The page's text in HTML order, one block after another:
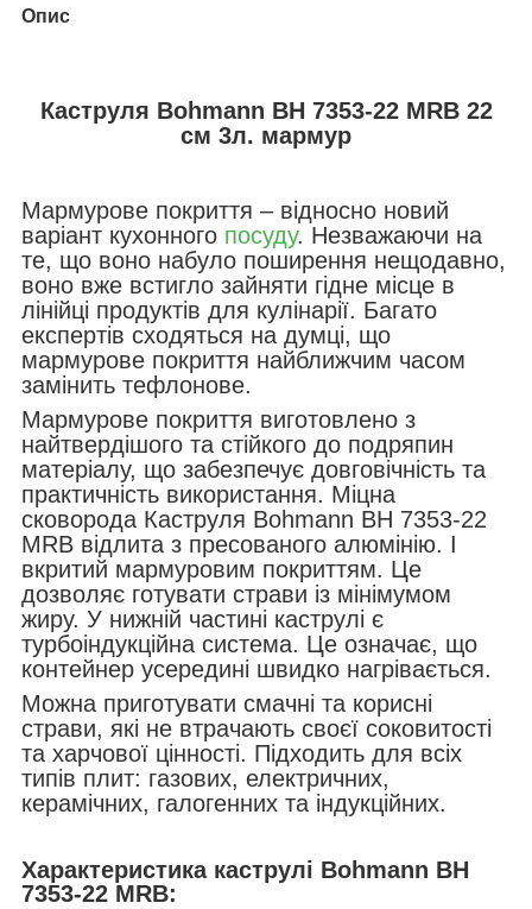
Опис
Каструля Bohmann BH 7353-22 MRB 22
см 3л. мармур
Мармурове покриття – відносно новий
варіант кухонного посуду. Незважаючи на
те, що воно набуло поширення нещодавно,
воно вже встигло зайняти гідне місце в
лінійці продуктів для кулінарії. Багато
експертів сходяться на думці, що
мармурове покриття найближчим часом
замінить тефлонове.
Мармурове покриття виготовлено з
найтвердішого та стійкого до подряпин
матеріалу, що забезпечує довговічність та
практичність використання. Міцна
сковорода Каструля Bohmann BH 7353-22
MRB відлита з пресованого алюмінію. І
вкритий мармуровим покриттям. Це
дозволяє готувати страви із мінімумом
жиру. У нижній частині каструлі є
турбоіндукційна система. Це означає, що
контейнер усередині швидко нагрівається.
Можна приготувати смачні та корисні
страви, які не втрачають своєї соковитості
та харчової цінності. Підходить для всіх
типів плит: газових, електричних,
керамічних, галогенних та індукційних.
Характеристика каструлі Bohmann BH
7353-22 MRB: